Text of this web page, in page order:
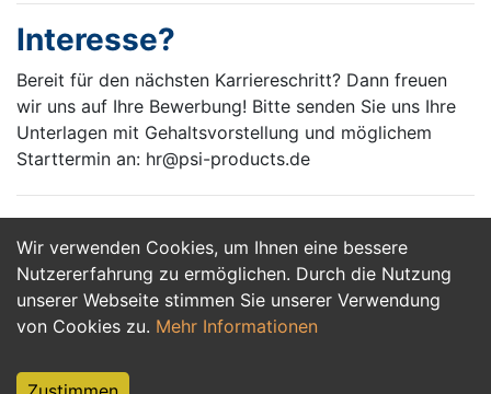
Wir verwenden Cookies, um Ihnen eine bessere
Nutzererfahrung zu ermöglichen. Durch die Nutzung
unserer Webseite stimmen Sie unserer Verwendung
von Cookies zu. Mehr Informationen
Interesse?
Bereit für den nächsten Karriereschritt? Dann freuen
wir uns auf Ihre Bewerbung! Bitte senden Sie uns Ihre
Unterlagen mit Gehaltsvorstellung und möglichem
Starttermin an: hr@psi-products.de
Jetzt Bewerben